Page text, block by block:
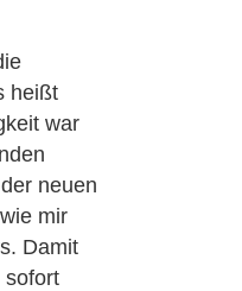
heißt
war
neuen
mir
Damit
sofort